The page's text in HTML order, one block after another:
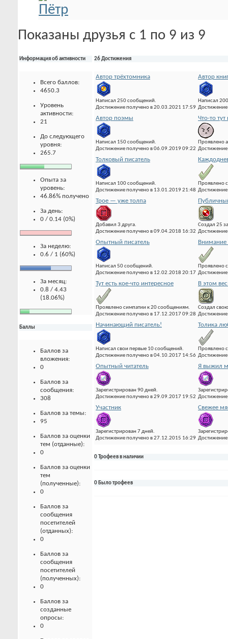
Показаны друзья с 1 по 9 из 9
Информация об активности
Всего баллов:
4650.3
Уровень
активности:
21
До следующего
уровня:
265.7
Опыта за
уровень:
46.86% получено
За день:
0 / 0.14 (0%)
За неделю:
0.6 / 1 (60%)
За месяц:
0.8 / 4.43
(18.06%)
Баллы
Баллов за
вложения:
0
Баллов за
сообщения:
308
Баллов за темы:
95
Баллов за оценки
тем (отданные):
0
Баллов за оценки
тем
(полученные):
0
Баллов за
сообщения
посетителей
(отданных):
0
Баллов за
сообщения
посетителей
(полученных):
0
Баллов за
созданные
опросы:
0
26 Достижения
Автор трёхтомника
Написал 250 сообщений.
Достижение получено в 20.03.2021 17:59
Автор
Написал
Автор поэмы
Написал 150 сообщений.
Достижение получено в 06.09.2019 09:22
Что-то тут
Проявлено
Толковый писатель
Написал 100 сообщений.
Достижение получено в 13.01.2019 21:48
Проявлено
Трое — уже толпа
Добавил 3 друга.
Достижение получено в 09.04.2018 16:32
Создал 25
Опытный писатель
Написал 50 сообщений.
Достижение получено в 12.02.2018 20:17
Внимание
Проявлено
Тут есть кое-что интересное
Проявлено симпатии к 20 сообщениям.
Достижение получено в 17.12.2017 09:28
В этом
Создал
Начинающий писатель!
Написал свои первые 10 сообщений.
Достижение получено в 04.10.2017 14:56
Толика
Проявлено
Опытный читатель
Зарегистрирован 90 дней.
Достижение получено в 29.09.2017 19:52
Я выжил
Участник
Зарегистрирован 7 дней.
Достижение получено в 27.12.2015 16:29
Свежее
0 Трофеев в наличии
0 Было трофеев